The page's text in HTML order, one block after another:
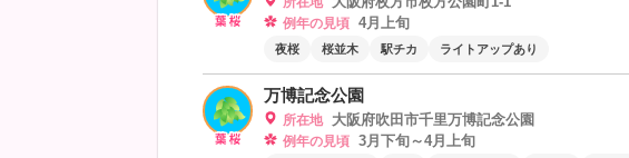
例年の見頃 4月上旬
夜桜 桜並木 駅チカ ライトアップあり
万博記念公園
所在地 大阪府吹田市千里万博記念公園
例年の見頃 3月下旬～4月上旬